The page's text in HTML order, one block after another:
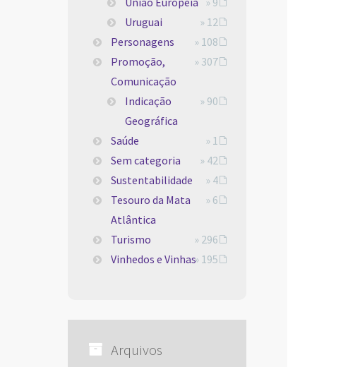
Uruguai
» 12
Personagens
» 108
Promoção,
Comunicação
» 307
Indicação
Geográfica
» 90
Saúde
» 1
Sem categoria
» 42
Sustentabilidade
» 4
Tesouro da Mata
Atlântica
» 6
Turismo
» 296
Vinhedos e Vinhas» 195
Arquivos